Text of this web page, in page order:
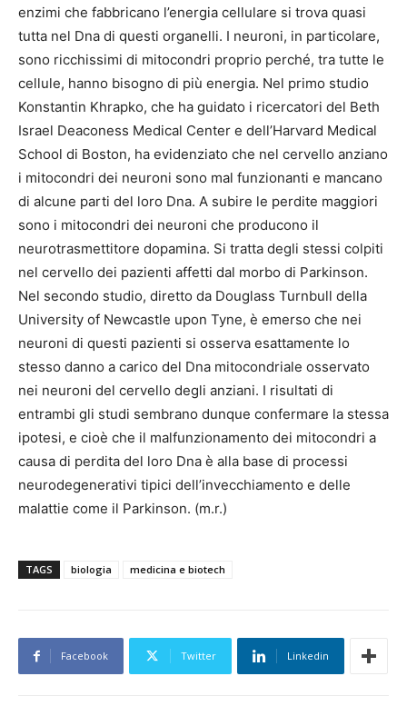
enzimi che fabbricano l’energia cellulare si trova quasi
tutta nel Dna di questi organelli. I neuroni, in particolare,
sono ricchissimi di mitocondri proprio perché, tra tutte le
cellule, hanno bisogno di più energia. Nel primo studio
Konstantin Khrapko, che ha guidato i ricercatori del Beth
Israel Deaconess Medical Center e dell’Harvard Medical
School di Boston, ha evidenziato che nel cervello anziano
i mitocondri dei neuroni sono mal funzionanti e mancano
di alcune parti del loro Dna. A subire le perdite maggiori
sono i mitocondri dei neuroni che producono il
neurotrasmettitore dopamina. Si tratta degli stessi colpiti
nel cervello dei pazienti affetti dal morbo di Parkinson.
Nel secondo studio, diretto da Douglass Turnbull della
University of Newcastle upon Tyne, è emerso che nei
neuroni di questi pazienti si osserva esattamente lo
stesso danno a carico del Dna mitocondriale osservato
nei neuroni del cervello degli anziani. I risultati di
entrambi gli studi sembrano dunque confermare la stessa
ipotesi, e cioè che il malfunzionamento dei mitocondri a
causa di perdita del loro Dna è alla base di processi
neurodegenerativi tipici dell’invecchiamento e delle
malattie come il Parkinson. (m.r.)
TAGS biologia medicina e biotech
Facebook Twitter Linkedin